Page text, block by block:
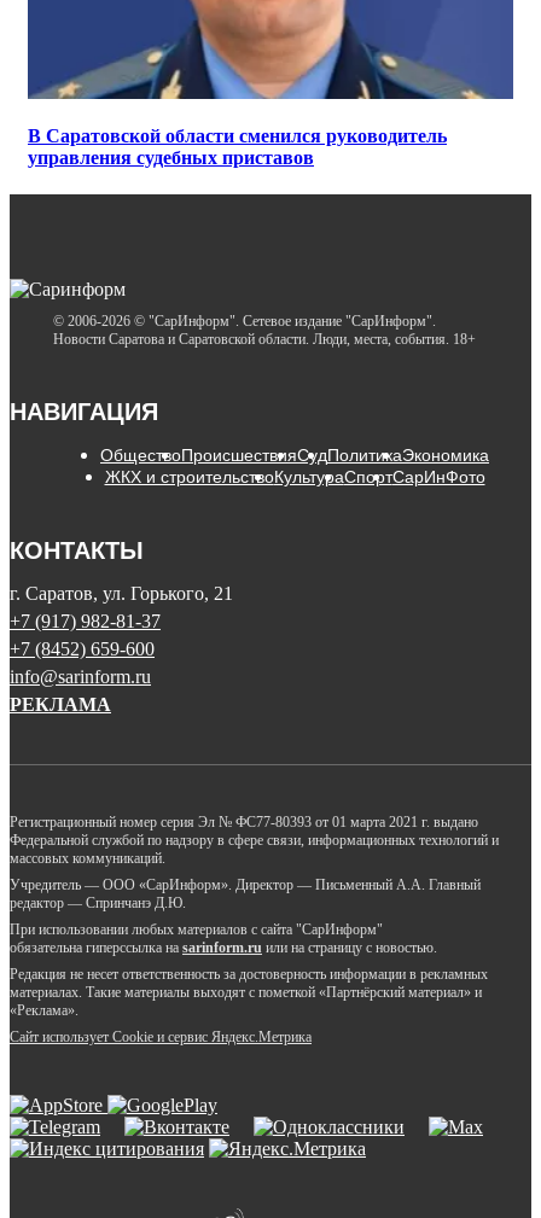
В Саратовской области сменился руководитель
управления судебных приставов
© 2006-2026 © "СарИнформ". Сетевое издание "СарИнформ".
Новости Саратова и Саратовской области. Люди, места, события. 18+
НАВИГАЦИЯ
ОбществоПроисшествияСудПолитикаЭкономика
ЖКХ и строительствоКультураСпортСарИнФото
КОНТАКТЫ
г. Саратов, ул. Горького, 21
+7 (917) 982-81-37
+7 (8452) 659-600
info@sarinform.ru
РЕКЛАМА
Регистрационный номер серия Эл № ФС77-80393 от 01 марта 2021 г. выдано
Федеральной службой по надзору в сфере связи, информационных технологий и
массовых коммуникаций.
Учредитель — ООО «СарИнформ». Директор — Письменный А.А. Главный
редактор — Спринчанэ Д.Ю.
При использовании любых материалов с сайта "СарИнформ"
обязательна гиперссылка на sarinform.ru или на страницу с новостью.
Редакция не несет ответственность за достоверность информации в рекламных
материалах. Такие материалы выходят с пометкой «Партнёрский материал» и
«Реклама».
Сайт использует Cookie и сервиc Яндекс.Метрика